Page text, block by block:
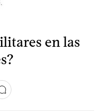
en las